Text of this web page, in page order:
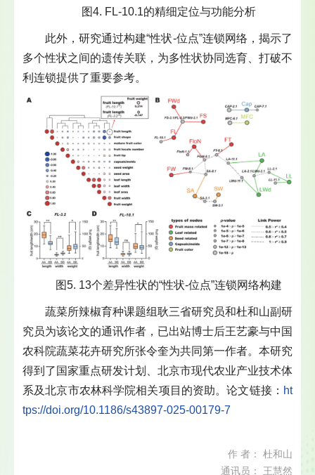
图4. FL-10.1的精细定位与功能分析
此外，研究通过构建“性状-位点”连锁网络，揭示了
多个性状之间的遗传关联，为多性状协同选育、打破不
利连锁提供了重要参考。
图5. 13个差异性状的“性状-位点”连锁网络构建
蔬菜所辣椒育种课题组耿三省研究员和杜和山副研
究员为该论文的通讯作者，已出站博士后王艺豪与中国
农科院蔬菜花卉研究所张令奎为共同第一作者。本研究
得到了国家重点研发计划、北京市现代农业产业技术体
系及北京市农林科学院相关项目的资助。论文链接： ht
tps://doi.org/10.1186/s43897-025-00179-7
作 者： 杜和山
通讯员： 王慧然